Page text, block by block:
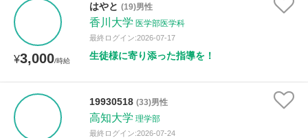
¥3,000/時給
はやと (19)男性
香川大学 医学部医学科
最終ログイン:2026-07-17
生徒様に寄り添った指導を！
19930518 (33)男性
高知大学 理学部
最終ログイン:2026-07-24